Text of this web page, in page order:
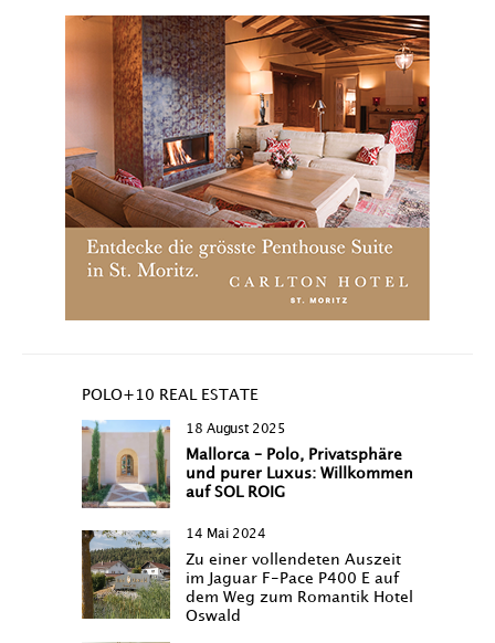
POLO+10 REAL ESTATE
18 August 2025
Mallorca – Polo, Privatsphäre
und purer Luxus: Willkommen
auf SOL ROIG
14 Mai 2024
Zu einer vollendeten Auszeit
im Jaguar F-Pace P400 E auf
dem Weg zum Romantik Hotel
Oswald